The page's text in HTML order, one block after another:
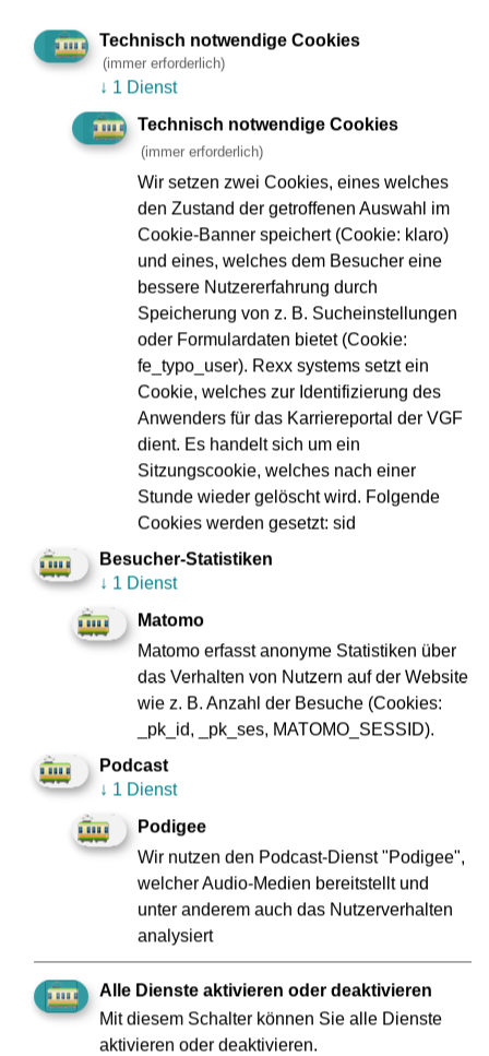
Am gestrigen Sonntagabend drehte der Impf-Express
seine vorerst letzte Runde und nahm noch einmal rund 250
Impfwillige mit. Damit schafften die beiden Linien seit Start
des Angebotes vor 14 Tagen insgesamt 2089 Impfungen.
Der Erfolg hat die Erwartungen weit übertroffen! Da aktuell
die Infektionszahlen wieder deutlich steigen, geht der Impf-
Express nun in die zweite Runde. Vom 29. November bis
12. Dezember fährt er wieder auf zwei verschiedenen
Strecken durch Frankfurt. Die Partner, die
Verkehrsgesellschaft Frankfurt, das Deutsche Rote Kreuz
Frankfurt, der Rhein-Main-Verkehrsverbund und das
Dezernat für Gesundheit und Mobilität, sowie das
Gesundheitsamt, möchten das Angebot unbedingt
weiterführen. Denn: Jede Impfung hilft im Kampf gegen die
Pandemie und verringert die Gefahr eines schweren
Krankheitsverlaufs.
Runde Zwei in Planung
Die Idee, ein unkompliziertes Angebot zu bieten, das die
Menschen nahezu direkt vor der Haustür abholt, hat gut
funktioniert. Die Rückmeldungen sind sehr positiv und der
Wunsch nach Fortsetzung wird in den Sozialen Medien
deutlich kommuniziert.
Es geht weiter: Bereits in der Vorweihnachtszeit vom
die Strecke. Zurzeit arbeiten alle auf Hochtouren, um
dieses ehrgeizige Ziel umzusetzen. Denn natürlich läuft
der Impf-Express wieder neben den regulären
Straßenbahn-Linien und zusätzlich zu bestehenden
Impfangeboten des DRK Frankfurt, was einen erheblichen
Mehraufwand an Personal und Material bedeutet.
In der Zwischenzeit machen die bunten auffälligen Wagen
weiterhin Werbung auf der Schiene. Und ab dem 29.11.
Technisch notwendige Cookies
(immer erforderlich)
↓ 1 Dienst
Technisch notwendige Cookies
(immer erforderlich)
Wir setzen zwei Cookies, eines welches
den Zustand der getroffenen Auswahl im
Cookie-Banner speichert (Cookie: klaro)
und eines, welches dem Besucher eine
bessere Nutzererfahrung durch
Speicherung von z. B. Sucheinstellungen
oder Formulardaten bietet (Cookie:
fe_typo_user). Rexx systems setzt ein
Cookie, welches zur Identifizierung des
Anwenders für das Karriereportal der VGF
dient. Es handelt sich um ein
Sitzungscookie, welches nach einer
Stunde wieder gelöscht wird. Folgende
Cookies werden gesetzt: sid
Besucher-Statistiken
↓ 1 Dienst
Matomo
Matomo erfasst anonyme Statistiken über
das Verhalten von Nutzern auf der Website
wie z. B. Anzahl der Besuche (Cookies:
_pk_id, _pk_ses, MATOMO_SESSID).
Podcast
↓ 1 Dienst
Podigee
Wir nutzen den Podcast-Dienst "Podigee",
welcher Audio-Medien bereitstellt und
unter anderem auch das Nutzerverhalten
analysiert
Alle Dienste aktivieren oder deaktivieren
Mit diesem Schalter können Sie alle Dienste
aktivieren oder deaktivieren.